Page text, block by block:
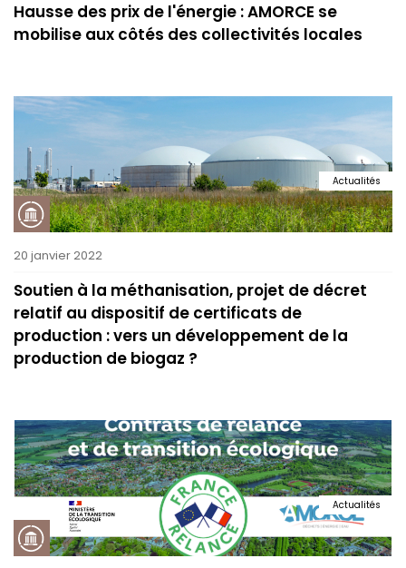
Hausse des prix de l'énergie : AMORCE se
mobilise aux côtés des collectivités locales
Actualités
20 janvier 2022
Soutien à la méthanisation, projet de décret
relatif au dispositif de certificats de
production : vers un développement de la
production de biogaz ?
Actualités